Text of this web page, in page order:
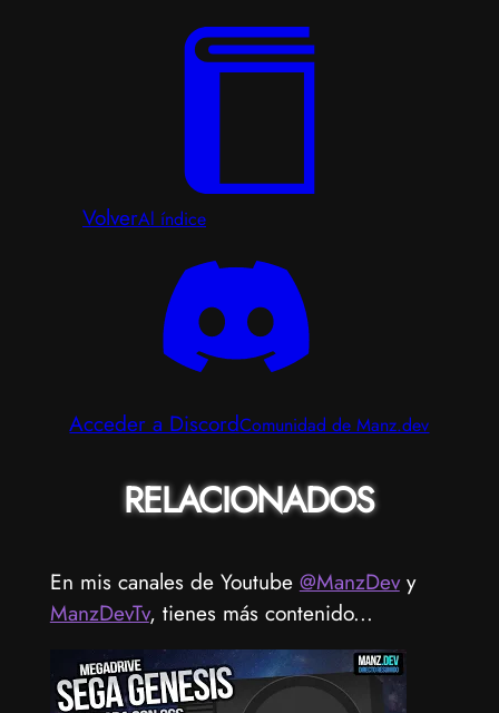
VolverAl índice
Acceder a DiscordComunidad de Manz.dev
RELACIONADOS
En mis canales de Youtube @ManzDevy
ManzDevTv, tienes más contenido...